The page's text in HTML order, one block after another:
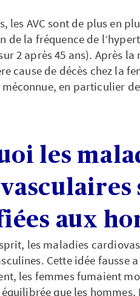
les AVC sont de plus en
de la fréquence de
2 après 45 ans). Après
cause de décès chez la
en particulier
les
aux
les maladies
Cette idée fausse
les femmes fumaient
que les hommes.